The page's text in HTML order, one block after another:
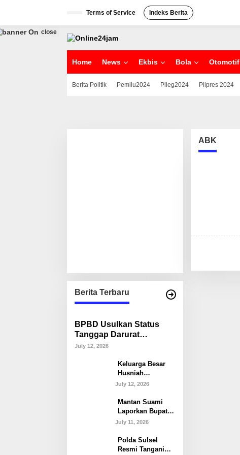
p
Terms of Service Indeks Berita
Home News Ekbis Bola Otomotif
Berita Politik Pemilu2024 Pileg2024 Pilpres 2024
close
Berita Terbaru
BPBD Usulkan Status
Tanggap Darurat
Kekeringan di Makassar,
Mulai Krisis Air Bersih
July 12, 2026
Keluarga Besar
Husniah
Talenrang
Akan Campuri
Polemik dan
Proses Hukum
July 12, 2026
Mantan Suami
Laporkan Bupati
Gowa ke Polda
Dugaan
Keterangan Palsu
July 11, 2026
Polda Sulsel
Resmi Tangani
ABK